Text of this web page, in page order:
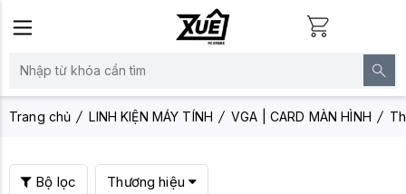
Trang chủ LINH KIỆN MÁY TÍNH VGA | CARD MÀN HÌNH
Bộ lọc Thương hiệu